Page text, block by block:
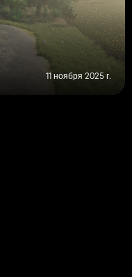
11 ноября 2025 г.